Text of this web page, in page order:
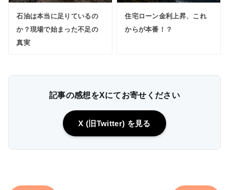
石油は本当に足りているの
か？現場で始まった不足の
真実
住宅ローン金利上昇、これ
からが本番！？
記事の感想をXにてお寄せください
X (旧Twitter) を見る